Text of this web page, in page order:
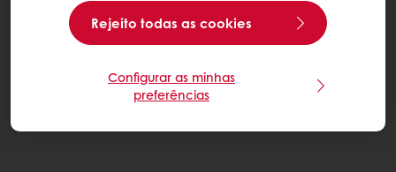
Rejeito todas as cookies
Configurar as minhas
preferências